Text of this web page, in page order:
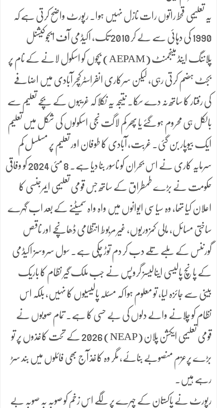
یہ تعلیمی قحط راتوں رات نازل نہیں ہوا۔ رپورٹ واضح کرتی ہے کہ
1990 کی دہائی سے لے کر 2010 تک، اکیڈمی آف ایجوکیشنل
پلاننگ اینڈ مینجمنٹ (AEPAM) بچوں کو اسکول لانے کے نام پر
بجٹ ہضم کرتی رہی، لیکن سرکاری انفراسٹرکچر آبادی میں اضافے
کی رفتار کا ساتھ نہ دے سکا۔ نتیجہ یہ نکلا کہ غریبوں کے بچے تعلیم سے
بالکل ہی محروم ہو گئے یا پھر کم لاگت نجی اسکولوں کی شکل میں تعلیم
ایک بیوپار بن گئی۔ غربت، آبادی کا طوفان اور تعلیم پر مسلسل کم
سرمایہ کاری نے اس بحران کو ناسور بنا دیا ہے۔ 8 مئی 2024 کو وفاقی
حکومت نے بڑے طمطراق کے ساتھ جس قومی تعلیمی ایمرجنسی کا
اعلان کیا تھا، وہ سیاسی ایوانوں میں واہ واہ سمیٹنے کے بعد اب گہرے
ساختی مسائل، مالی کمزوریوں، غیر مربوط انتظامی ڈھانچے اور ناقص
گورننس کے ملبے تلے دب کر دم توڑ چکی ہے۔ سول سروسز اکیڈمی
کے پانچ پالیسی اینالیسز گروپس نے جب ملک گیر نظام کا باریک
بینی سے جائزہ لیا، تو معلوم ہوا کہ مسئلہ پالیسیوں کا نہیں، بلکہ اس
نظام کو چلانے والے دلوں کی بے حسی کا ہے۔ تمام صوبوں نے
قومی تعلیمی ایکشن پلان (NEAP) 2026 کے تحت کاغذوں پر تو
بڑے پرعزم منصوبے بنائے، مگر وہ کاغذ آج بھی فائلوں میں بند سڑ
رہے ہیں۔
رپورٹ نے پاکستان کے چہرے پر لگے اس زخم کو صوبہ بہ صوبہ بے